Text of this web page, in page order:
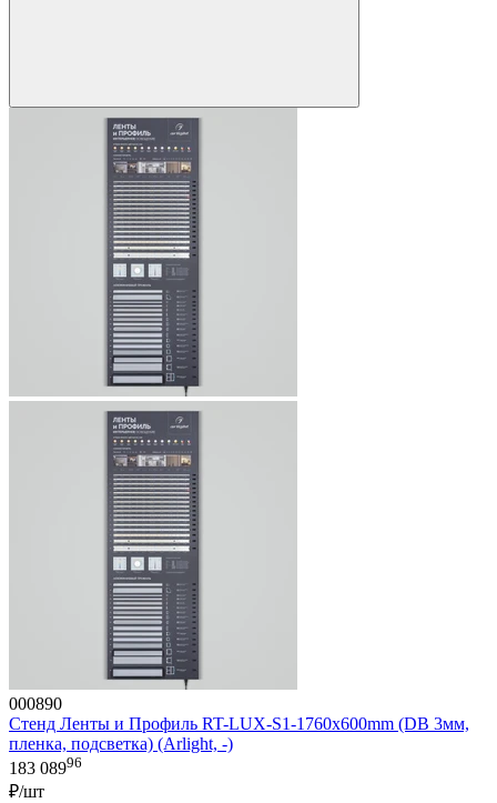
000890
Стенд Ленты и Профиль RT-LUX-S1-1760x600mm (DB 3мм,
пленка, подсветка) (Arlight, -)
183 08996
₽/шт